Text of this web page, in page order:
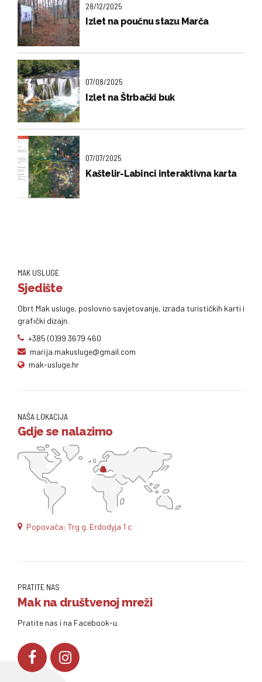
28/12/2025
Izlet na poučnu stazu Marča
07/08/2025
Izlet na Štrbački buk
07/07/2025
Kaštelir-Labinci interaktivna karta
MAK USLUGE
Sjedište
Obrt Mak usluge, poslovno savjetovanje, izrada turističkih karti i
grafički dizajn.
+385 (0)99 3679 460
marija.makusluge@gmail.com
mak-usluge.hr
NAŠA LOKACIJA
Gdje se nalazimo
Popovača: Trg g. Erdodyja 1 c
PRATITE NAS
Mak na društvenoj mreži
Pratite nas i na Facebook-u.